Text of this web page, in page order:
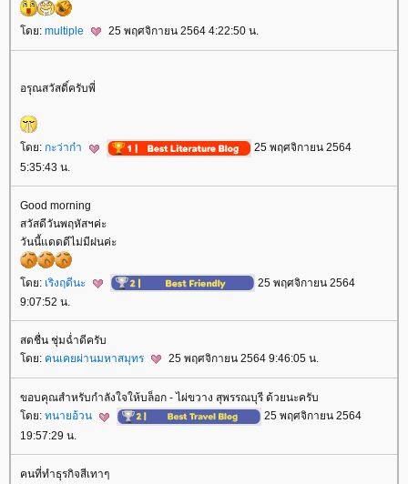
ดย: multiple 25 พฤศจิกายน 2564 4:22:50 น.
อรุณสวัสดิ์ครับพี่
ดย: กะว่าก๋า
25 พฤศจิกายน 2564
5:35:43 น.
Good morning
สวัสดีวันพฤหัสฯค่ะ
วันนี้แดดดีไม่มีฝนค่ะ
ดย: เริงฤดีนะ
25 พฤศจิกายน 2564
9:07:52 น.
สดชื่น ชุ่มฉ่ำดีครับ
ดย: คนเคยผ่านมหาสมุทร 25 พฤศจิกายน 2564 9:46:05 น.
ขอบคุณสำหรับกำลังใจให้บล็อก - ไผ่ขวาง สุพรรณบุรี ด้วยนะครับ
ดย: ทนายอ้วน
25 พฤศจิกายน 2564
19:57:29 น.
คนที่ทำธุรกิจสีเทาๆ